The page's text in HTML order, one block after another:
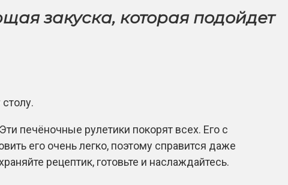
закуска, которая подойдет
печёночные рулетики покорят всех. Его с
его очень легко, поэтому справится даже
рецептик, готовьте и наслаждайтесь.